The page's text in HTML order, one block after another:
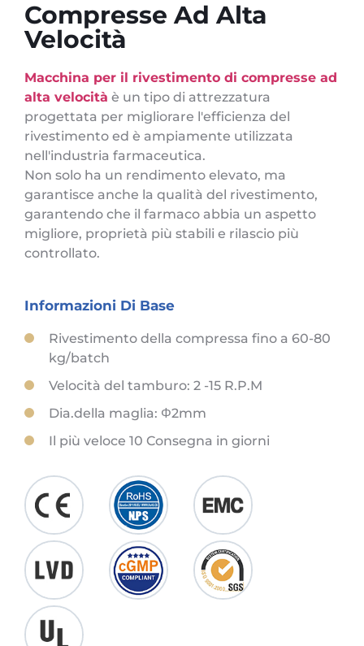
Compresse Ad Alta
Velocità
Macchina per il rivestimento di compresse ad
alta velocità è un tipo di attrezzatura
progettata per migliorare l'efficienza del
rivestimento ed è ampiamente utilizzata
nell'industria farmaceutica.
Non solo ha un rendimento elevato, ma
garantisce anche la qualità del rivestimento,
garantendo che il farmaco abbia un aspetto
migliore, proprietà più stabili e rilascio più
controllato.
Informazioni Di Base
Rivestimento della compressa fino a 60-80
kg/batch
Velocità del tamburo: 2 -15 R.P.M
Dia.della maglia: Φ2mm
Il più veloce 10 Consegna in giorni